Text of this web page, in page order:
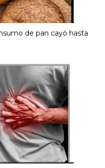
de pan cayó hasta